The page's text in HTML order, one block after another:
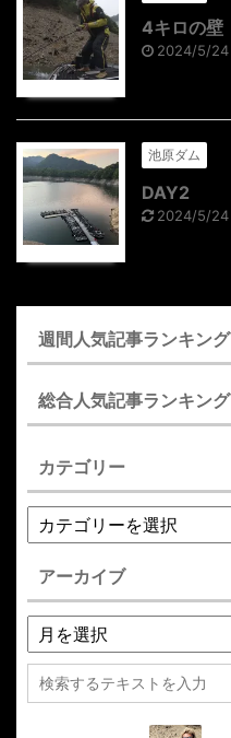
4キロの壁
2024/5/24
池原ダム
DAY2
2024/5/24
週間人気記事ランキング
総合人気記事ランキング
カテゴリー
アーカイブ